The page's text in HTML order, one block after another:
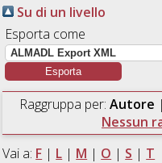
Su di un livello
Esporta come
Raggruppa per: Autore |
Nessun
Vai a: F | L | M | O | S | T